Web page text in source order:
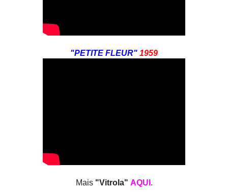
"PETITE FLEUR" 1959
Mais "Vitrola" AQUI .